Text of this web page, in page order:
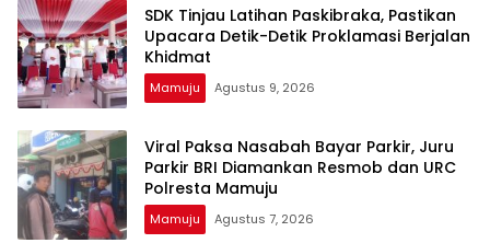
SDK Tinjau Latihan Paskibraka, Pastikan
Upacara Detik-Detik Proklamasi Berjalan
Khidmat
Mamuju Agustus 9, 2026
Viral Paksa Nasabah Bayar Parkir, Juru
Parkir BRI Diamankan Resmob dan URC
Polresta Mamuju
Mamuju Agustus 7, 2026